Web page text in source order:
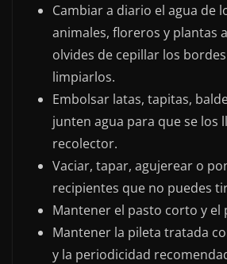
Cambiar a diario el agua de
animales, floreros y plantas
olvides de cepillar los
limpiarlos.
Embolsar latas, tapitas,
junten agua para que se los
recolector.
Vaciar, tapar, agujerear o
recipientes que no puedes
Mantener el pasto corto y el
Mantener la pileta tratada
y la periodicidad